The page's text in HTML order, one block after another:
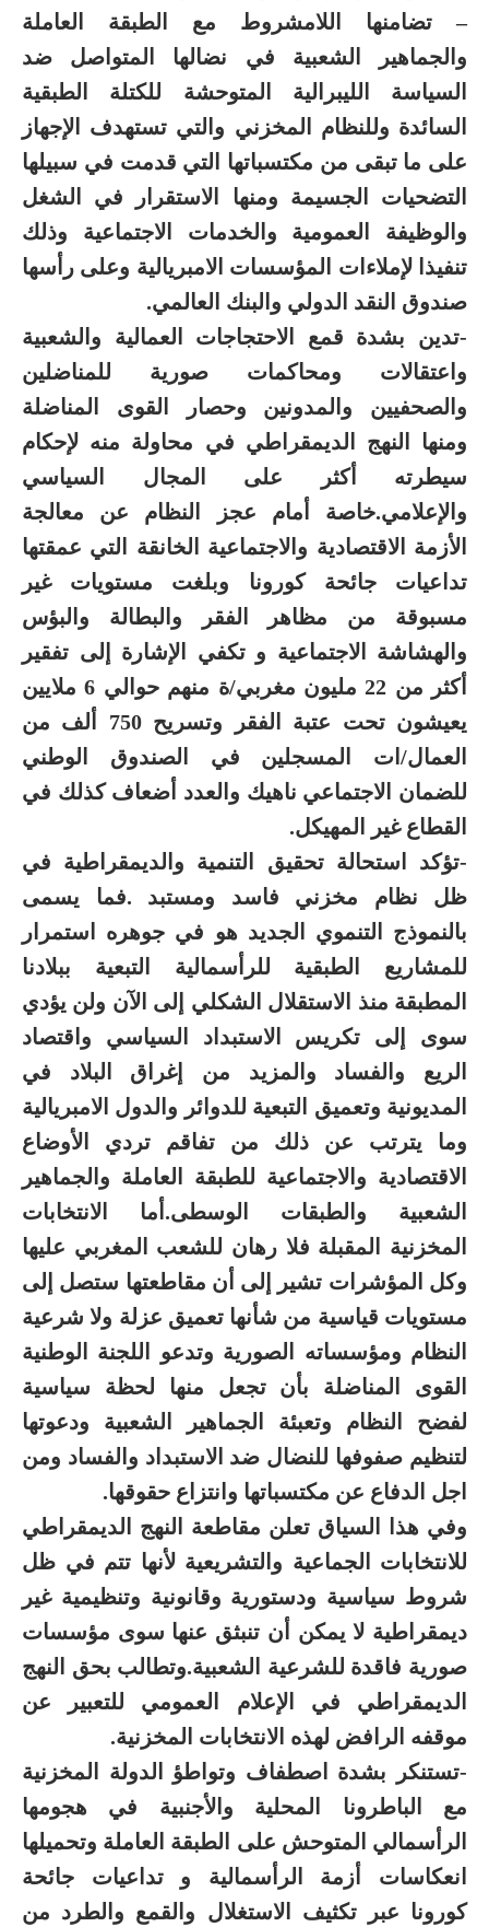
– تضامنها اللامشروط مع الطبقة العاملة
والجماهير الشعبية في نضالها المتواصل ضد
السياسة الليبرالية المتوحشة للكتلة الطبقية
السائدة وللنظام المخزني والتي تستهدف الإجهاز
على ما تبقى من مكتسباتها التي قدمت في سبيلها
التضحيات الجسيمة ومنها الاستقرار في الشغل
والوظيفة العمومية والخدمات الاجتماعية وذلك
تنفيذا لإملاءات المؤسسات الامبريالية وعلى رأسها
صندوق النقد الدولي والبنك العالمي.
-تدين بشدة قمع الاحتجاجات العمالية والشعبية
واعتقالات ومحاكمات صورية للمناضلين
والصحفيين والمدونين وحصار القوى المناضلة
ومنها النهج الديمقراطي في محاولة منه لإحكام
سيطرته أكثر على المجال السياسي
والإعلامي.خاصة أمام عجز النظام عن معالجة
الأزمة الاقتصادية والاجتماعية الخانقة التي عمقتها
تداعيات جائحة كورونا وبلغت مستويات غير
مسبوقة من مظاهر الفقر والبطالة والبؤس
والهشاشة الاجتماعية و تكفي الإشارة إلى تفقير
أكثر من 22 مليون مغربي/ة منهم حوالي 6 ملايين
يعيشون تحت عتبة الفقر وتسريح 750 ألف من
العمال/ات المسجلين في الصندوق الوطني
للضمان الاجتماعي ناهيك والعدد أضعاف كذلك في
القطاع غير المهيكل.
-تؤكد استحالة تحقيق التنمية والديمقراطية في
ظل نظام مخزني فاسد ومستبد .فما يسمى
بالنموذج التنموي الجديد هو في جوهره استمرار
للمشاريع الطبقية للرأسمالية التبعية ببلادنا
المطبقة منذ الاستقلال الشكلي إلى الآن ولن يؤدي
سوى إلى تكريس الاستبداد السياسي واقتصاد
الريع والفساد والمزيد من إغراق البلاد في
المديونية وتعميق التبعية للدوائر والدول الامبريالية
وما يترتب عن ذلك من تفاقم تردي الأوضاع
الاقتصادية والاجتماعية للطبقة العاملة والجماهير
الشعبية والطبقات الوسطى.أما الانتخابات
المخزنية المقبلة فلا رهان للشعب المغربي عليها
وكل المؤشرات تشير إلى أن مقاطعتها ستصل إلى
مستويات قياسية من شأنها تعميق عزلة ولا شرعية
النظام ومؤسساته الصورية وتدعو اللجنة الوطنية
القوى المناضلة بأن تجعل منها لحظة سياسية
لفضح النظام وتعبئة الجماهير الشعبية ودعوتها
لتنظيم صفوفها للنضال ضد الاستبداد والفساد ومن
اجل الدفاع عن مكتسباتها وانتزاع حقوقها.
وفي هذا السياق تعلن مقاطعة النهج الديمقراطي
للانتخابات الجماعية والتشريعية لأنها تتم في ظل
شروط سياسية ودستورية وقانونية وتنظيمية غير
ديمقراطية لا يمكن أن تنبثق عنها سوى مؤسسات
صورية فاقدة للشرعية الشعبية.وتطالب بحق النهج
الديمقراطي في الإعلام العمومي للتعبير عن
موقفه الرافض لهذه الانتخابات المخزنية.
-تستنكر بشدة اصطفاف وتواطؤ الدولة المخزنية
مع الباطرونا المحلية والأجنبية في هجومها
الرأسمالي المتوحش على الطبقة العاملة وتحميلها
انعكاسات أزمة الرأسمالية و تداعيات جائحة
كورونا عبر تكثيف الاستغلال والقمع والطرد من